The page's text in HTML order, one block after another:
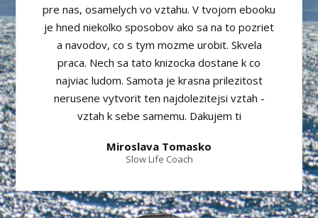
pre nas, osamelych vo vztahu. V tvojom ebooku
je hned niekolko sposobov ako sa na to pozriet
a navodov, co s tym mozme urobit. Skvela
praca. Nech sa tato knizocka dostane k co
najviac ludom. Samota je krasna prilezitost
nerusene vytvorit ten najdolezitejsi vztah -
vztah k sebe samemu. Dakujem ti
Miroslava Tomasko
Slow Life Coach